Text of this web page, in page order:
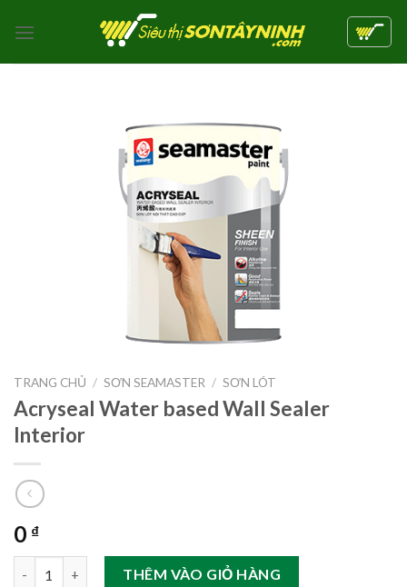
TRANG CHỦ / SƠN SEAMASTER / SƠN LÓT
Acryseal Water based Wall Sealer
Interior
0 ₫
Acryseal Water based Wall Sealer Interior số lượng
THÊM VÀO GIỎ HÀNG